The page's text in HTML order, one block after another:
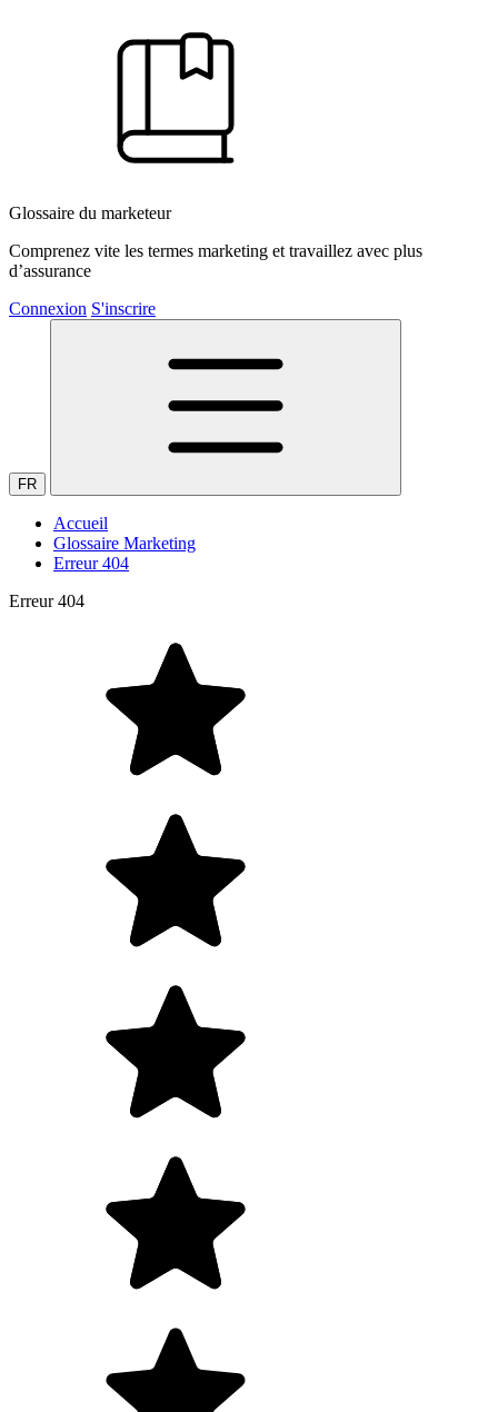
Glossaire du marketeur
Comprenez vite les termes marketing et travaillez avec plus
d’assurance
Connexion S'inscrire
FR
Accueil
Glossaire Marketing
Erreur 404
Erreur 404